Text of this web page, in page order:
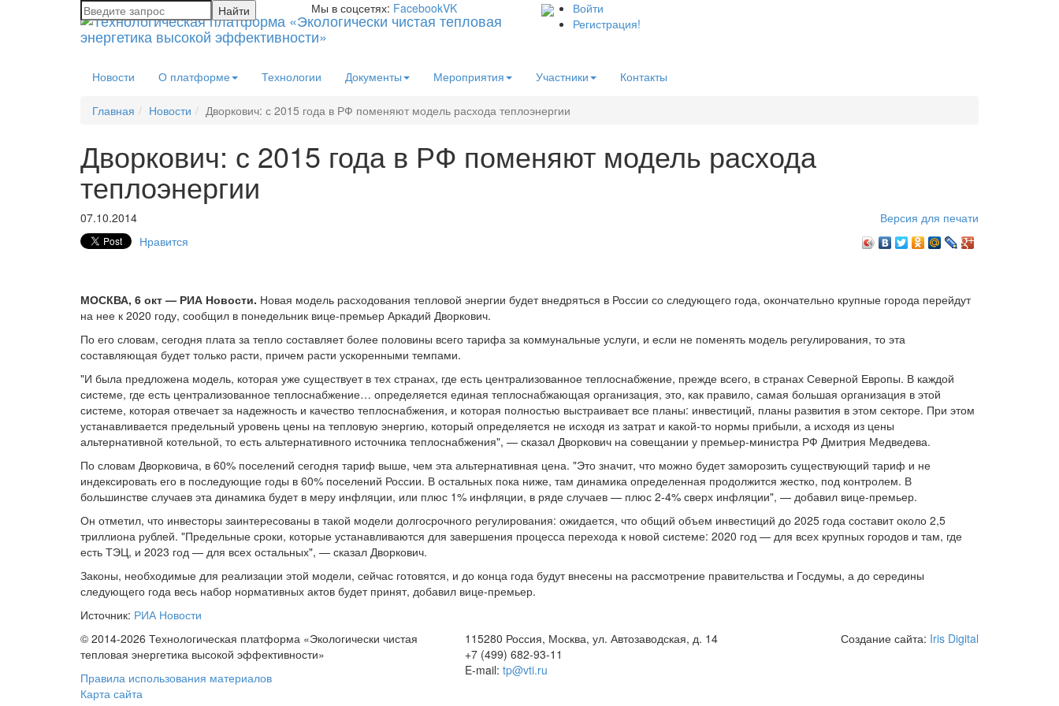
Мы в соцсетях: FacebookVK
Войти
Регистрация!
Новости О платформе Технологии Документы Мероприятия Участники Контакты
Главная Новости Дворкович: с 2015 года в РФ поменяют модель расхода теплоэнергии
Дворкович: с 2015 года в РФ поменяют модель расхода
теплоэнергии
Версия для печати
07.10.2014
Нравится
МОСКВА, 6 окт — РИА Новости. Новая модель расходования тепловой энергии будет внедряться в России со следующего года, окончательно крупные города перейдут
на нее к 2020 году, сообщил в понедельник вице-премьер Аркадий Дворкович.
По его словам, сегодня плата за тепло составляет более половины всего тарифа за коммунальные услуги, и если не поменять модель регулирования, то эта
составляющая будет только расти, причем расти ускоренными темпами.
"И была предложена модель, которая уже существует в тех странах, где есть централизованное теплоснабжение, прежде всего, в странах Северной Европы. В каждой
системе, где есть централизованное теплоснабжение… определяется единая теплоснабжающая организация, это, как правило, самая большая организация в этой
системе, которая отвечает за надежность и качество теплоснабжения, и которая полностью выстраивает все планы: инвестиций, планы развития в этом секторе. При этом
устанавливается предельный уровень цены на тепловую энергию, который определяется не исходя из затрат и какой-то нормы прибыли, а исходя из цены
альтернативной котельной, то есть альтернативного источника теплоснабжения", — сказал Дворкович на совещании у премьер-министра РФ Дмитрия Медведева.
По словам Дворковича, в 60% поселений сегодня тариф выше, чем эта альтернативная цена. "Это значит, что можно будет заморозить существующий тариф и не
индексировать его в последующие годы в 60% поселений России. В остальных пока ниже, там динамика определенная продолжится жестко, под контролем. В
большинстве случаев эта динамика будет в меру инфляции, или плюс 1% инфляции, в ряде случаев — плюс 2-4% сверх инфляции", — добавил вице-премьер.
Он отметил, что инвесторы заинтересованы в такой модели долгосрочного регулирования: ожидается, что общий объем инвестиций до 2025 года составит около 2,5
триллиона рублей. "Предельные сроки, которые устанавливаются для завершения процесса перехода к новой системе: 2020 год — для всех крупных городов и там, где
есть ТЭЦ, и 2023 год — для всех остальных", — сказал Дворкович.
Законы, необходимые для реализации этой модели, сейчас готовятся, и до конца года будут внесены на рассмотрение правительства и Госдумы, а до середины
следующего года весь набор нормативных актов будет принят, добавил вице-премьер.
Источник: РИА Новости
© 2014-2026 Технологическая платформа «Экологически чистая
тепловая энергетика высокой эффективности»
Правила использования материалов
Карта сайта
115280 Россия, Москва, ул. Автозаводская, д. 14
+7 (499) 682-93-11
E-mail: tp@vti.ru
Создание сайта: Iris Digital